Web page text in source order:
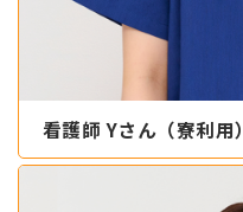
看護師 Yさん（寮利用）